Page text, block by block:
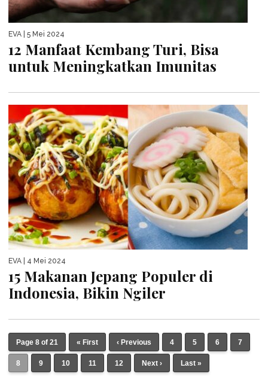
EVA | 5 Mei 2024
12 Manfaat Kembang Turi, Bisa
untuk Meningkatkan Imunitas
EVA | 4 Mei 2024
15 Makanan Jepang Populer di
Indonesia, Bikin Ngiler
Page 8 of 21 « First ‹ Previous 4 5 6 7
8 9 10 11 12 Next › Last »